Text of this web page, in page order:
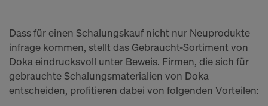
Dass für einen Schalungskauf nicht nur Neuprodukte
infrage kommen, stellt das Gebraucht-Sortiment von
Doka eindrucksvoll unter Beweis. Firmen, die sich für
gebrauchte Schalungsmaterialien von Doka
entscheiden, profitieren dabei von folgenden Vorteilen:
Ihnen auch die Möglichkeit, Ihre Cookies
auszuwählen (Erweiterte Cookie-Einstellungen).
SIND SIE MIT DER VERARBEITUNG
VON COOKIES UND DER